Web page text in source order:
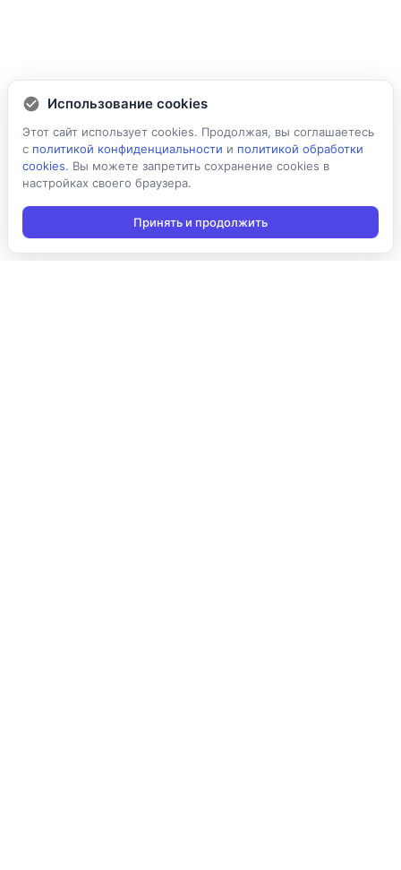
Использование cookies
Этот сайт использует cookies. Продолжая, вы соглашаетесь
с политикой конфиденциальности и политикой обработки
cookies. Вы можете запретить сохранение cookies в
настройках своего браузера.
Принять и продолжить